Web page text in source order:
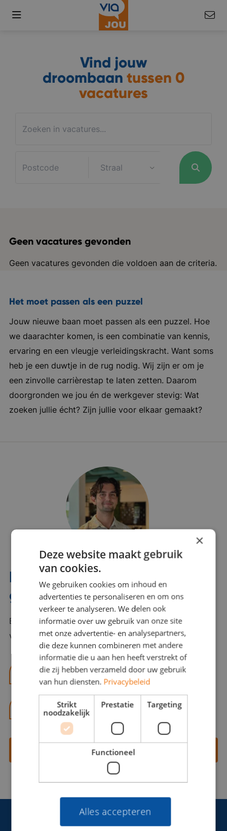
Vind jouw
droombaan tussen 0
vacatures
Geen vacatures gevonden
Geen vacatures gevonden die voldoen aan de criteria.
Het moet passen als een puzzel
Jouw nieuwe baan moet passen als een puzzel. Hoe
we daarachter komen, is een combinatie van kennis,
ervaring en een vleugje verleidingskracht. Want soms
heb je een duwtje in de rug nodig. Wij zijn er om je
een zinvolle carrièrestap te laten zetten. Daarom
doorgronden we jou én de werkgever stevig: Wat
zoeken jullie écht? Zijn jullie voor elkaar gemaakt?
Interesse? Benno helpt je
graag verder!
Bel of mail Benno met al jouw vragen. Benno staat
voor je klaar en helpt je graag!
benno@viajou.nl
06 13 28 62 71
Contact opnemen
×
Deze website maakt gebruik
van cookies.
We gebruiken cookies om inhoud en
advertenties te personaliseren en om ons
verkeer te analyseren. We delen ook
informatie over uw gebruik van onze site
met onze advertentie- en analysepartners,
die deze kunnen combineren met andere
informatie die u aan hen heeft verstrekt of
die zij hebben verzameld door uw gebruik
van hun diensten. Privacybeleid
Strikt
noodzakelijk
Prestatie Targeting
Functioneel
Alles accepteren